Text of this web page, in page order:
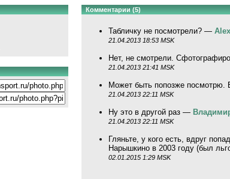
Комментарии (5)
Табличку не посмотрели? —
21.04.2013 18:53 MSK
Нет, не смотрели.
21.04.2013 21:41 MSK
Может быть попозже посмотрю.
21.04.2013 22:11 MSK
Ну это в другой раз —
21.04.2013 22:11 MSK
Гляньте, у кого есть, вдруг
Нарышкино в 2003 году (был
02.01.2015 1:29 MSK